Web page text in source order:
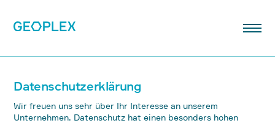
Datenschutzerklärung
Wir freuen uns sehr über Ihr Interesse an unserem
Unternehmen. Datenschutz hat einen besonders hohen